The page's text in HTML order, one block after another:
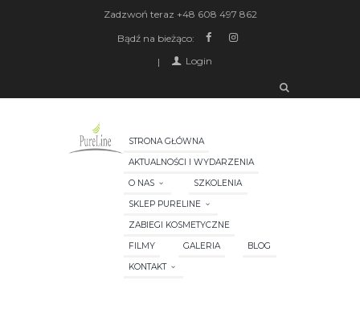
Zadzwoń teraz +48 608 497 862
Bądź na bieżąco:
Login
STRONA GŁÓWNA
AKTUALNOŚCI I WYDARZENIA
O NAS
SZKOLENIA
SKLEP PURELINE
ZABIEGI KOSMETYCZNE
FILMY
GALERIA
BLOG
KONTAKT